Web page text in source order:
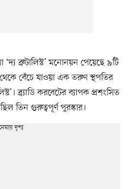
ব্রুটালিস্ট’ মনোনয়ন পেয়েছে ৯টি
থেকে বেঁচে যাওয়া এক তরুণ স্থপতির
ব্র্যাডি করবেটের ব্যাপক প্রশংসিত
তিন গুরুত্বপূর্ণ পুরস্কার।